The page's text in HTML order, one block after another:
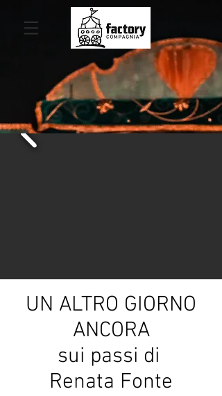
UN ALTRO GIORNO
ANCORA
sui passi di
Renata Fonte